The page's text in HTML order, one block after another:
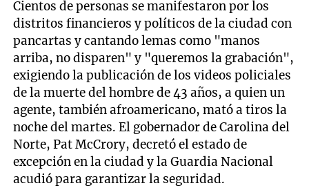
Cientos de personas se manifestaron por los
distritos financieros y políticos de la ciudad con
pancartas y cantando lemas como "manos
arriba, no disparen" y "queremos la grabación",
exigiendo la publicación de los videos policiales
de la muerte del hombre de 43 años, a quien un
agente, también afroamericano, mató a tiros la
noche del martes. El gobernador de Carolina del
Norte, Pat McCrory, decretó el estado de
excepción en la ciudad y la Guardia Nacional
acudió para garantizar la seguridad.